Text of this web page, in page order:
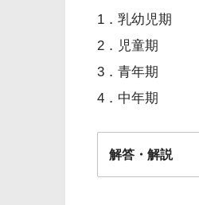
1．乳幼児期
2．児童期
3．青年期
4．中年期
解答・解説